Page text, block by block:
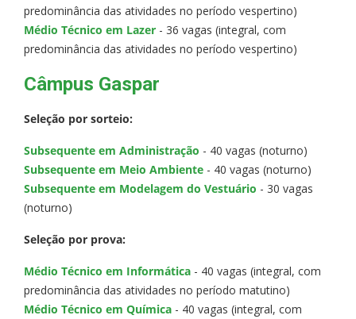
predominância das atividades no período vespertino)
Médio Técnico em Lazer - 36 vagas (integral, com
predominância das atividades no período vespertino)
Câmpus Gaspar
Seleção por sorteio:
Subsequente em Administração - 40 vagas (noturno)
Subsequente em Meio Ambiente - 40 vagas (noturno)
Subsequente em Modelagem do Vestuário - 30 vagas
(noturno)
Seleção por prova:
Médio Técnico em Informática - 40 vagas (integral, com
predominância das atividades no período matutino)
Médio Técnico em Química - 40 vagas (integral, com